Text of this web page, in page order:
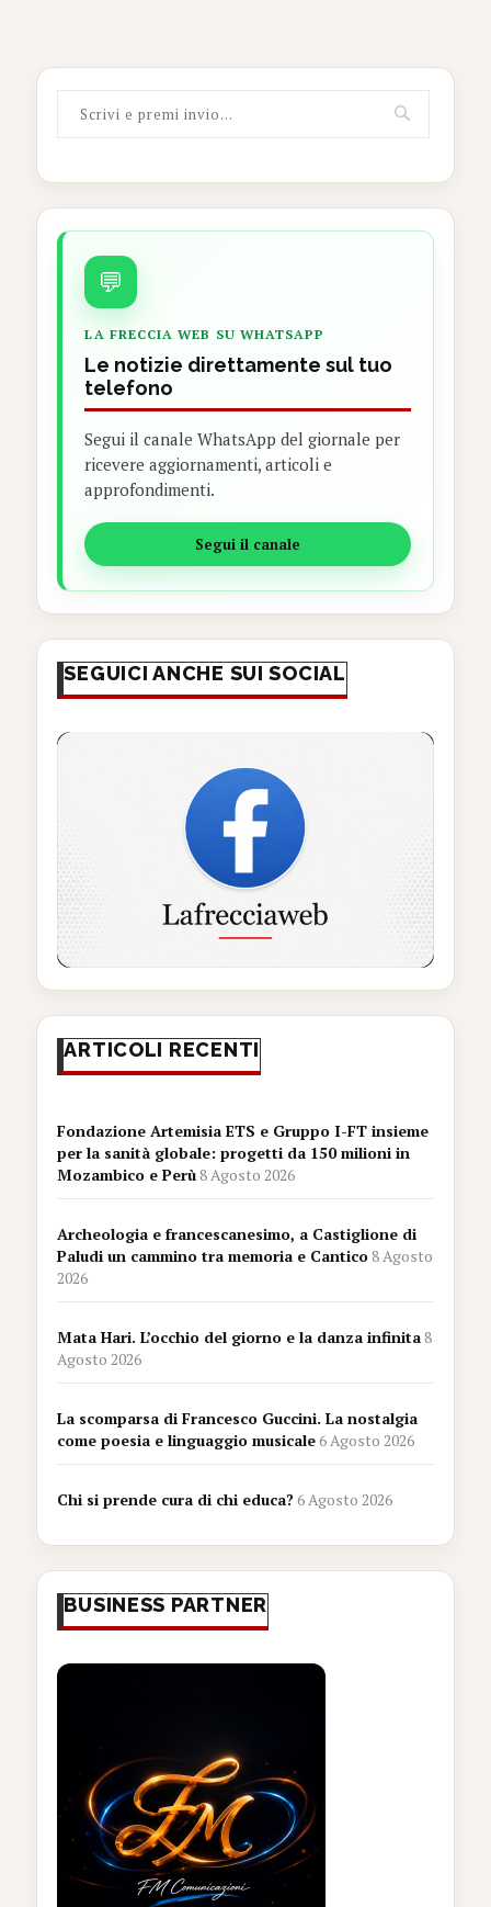
💬
LA FRECCIA WEB SU WHATSAPP
Le notizie direttamente sul tuo
telefono
Segui il canale WhatsApp del giornale per
ricevere aggiornamenti, articoli e
approfondimenti.
Segui il canale
SEGUICI ANCHE SUI SOCIAL
ARTICOLI RECENTI
Fondazione Artemisia ETS e Gruppo I-FT insieme
per la sanità globale: progetti da 150 milioni in
Mozambico e Perù8 Agosto 2026
Archeologia e francescanesimo, a Castiglione di
Paludi un cammino tra memoria e Cantico8 Agosto
2026
Mata Hari. L’occhio del giorno e la danza infinita8
Agosto 2026
La scomparsa di Francesco Guccini. La nostalgia
come poesia e linguaggio musicale6 Agosto 2026
Chi si prende cura di chi educa?6 Agosto 2026
BUSINESS PARTNER